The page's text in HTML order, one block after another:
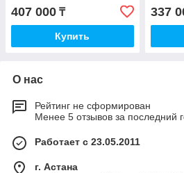
407 000 ₸
Купить
337
О нас
Рейтинг не сформирован
Менее 5 отзывов за последний
Работает с 23.05.2011
г. Астана